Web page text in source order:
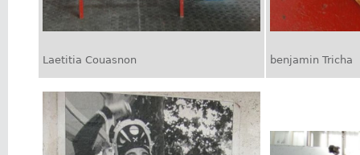
Laetitia Couasnon benjamin Tricha